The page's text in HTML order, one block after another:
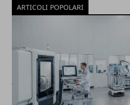
ARTICOLI POPOLARI